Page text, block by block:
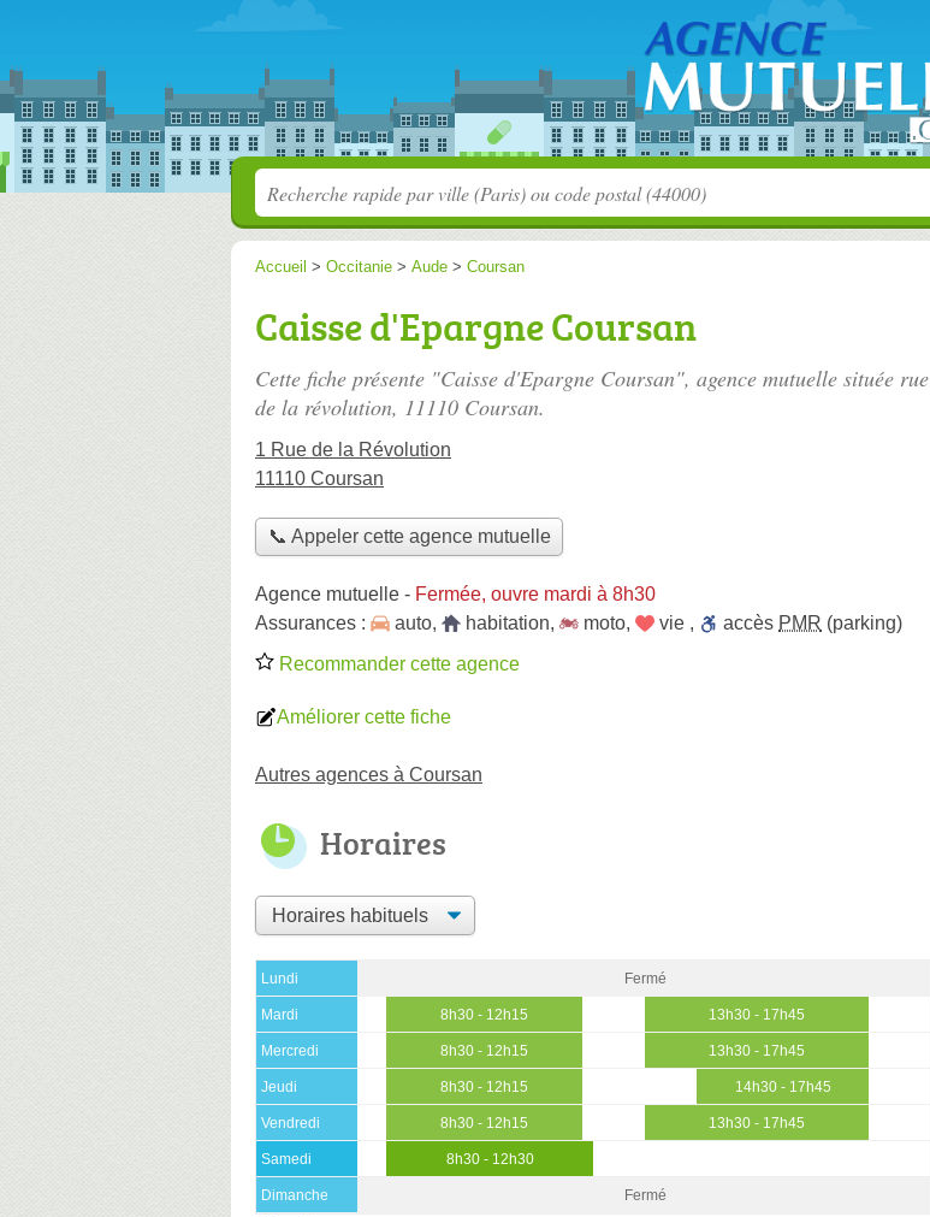
Accueil > Occitanie > Aude > Coursan
Caisse d'Epargne Coursan
Cette fiche présente "Caisse d'Epargne Coursan", agence mutuelle située rue
de la révolution, 11110 Coursan.
1 Rue de la Révolution
11110 Coursan
📞 Appeler cette agence mutuelle
Agence mutuelle - Fermée, ouvre mardi à 8h30
Assurances :
auto, habitation, moto, vie , accès PMR (parking)
Recommander cette agence
Améliorer cette fiche
Autres agences à Coursan
Horaires
Lundi Fermé
Mardi 8h30 - 12h15 13h30 - 17h45
Mercredi 8h30 - 12h15 13h30 - 17h45
Jeudi 8h30 - 12h15 14h30 - 17h45
Vendredi 8h30 - 12h15 13h30 - 17h45
Samedi 8h30 - 12h30
Dimanche Fermé